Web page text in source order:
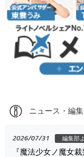
ニュース・編
2026/07/31 編集部
『魔法少女ノ魔女